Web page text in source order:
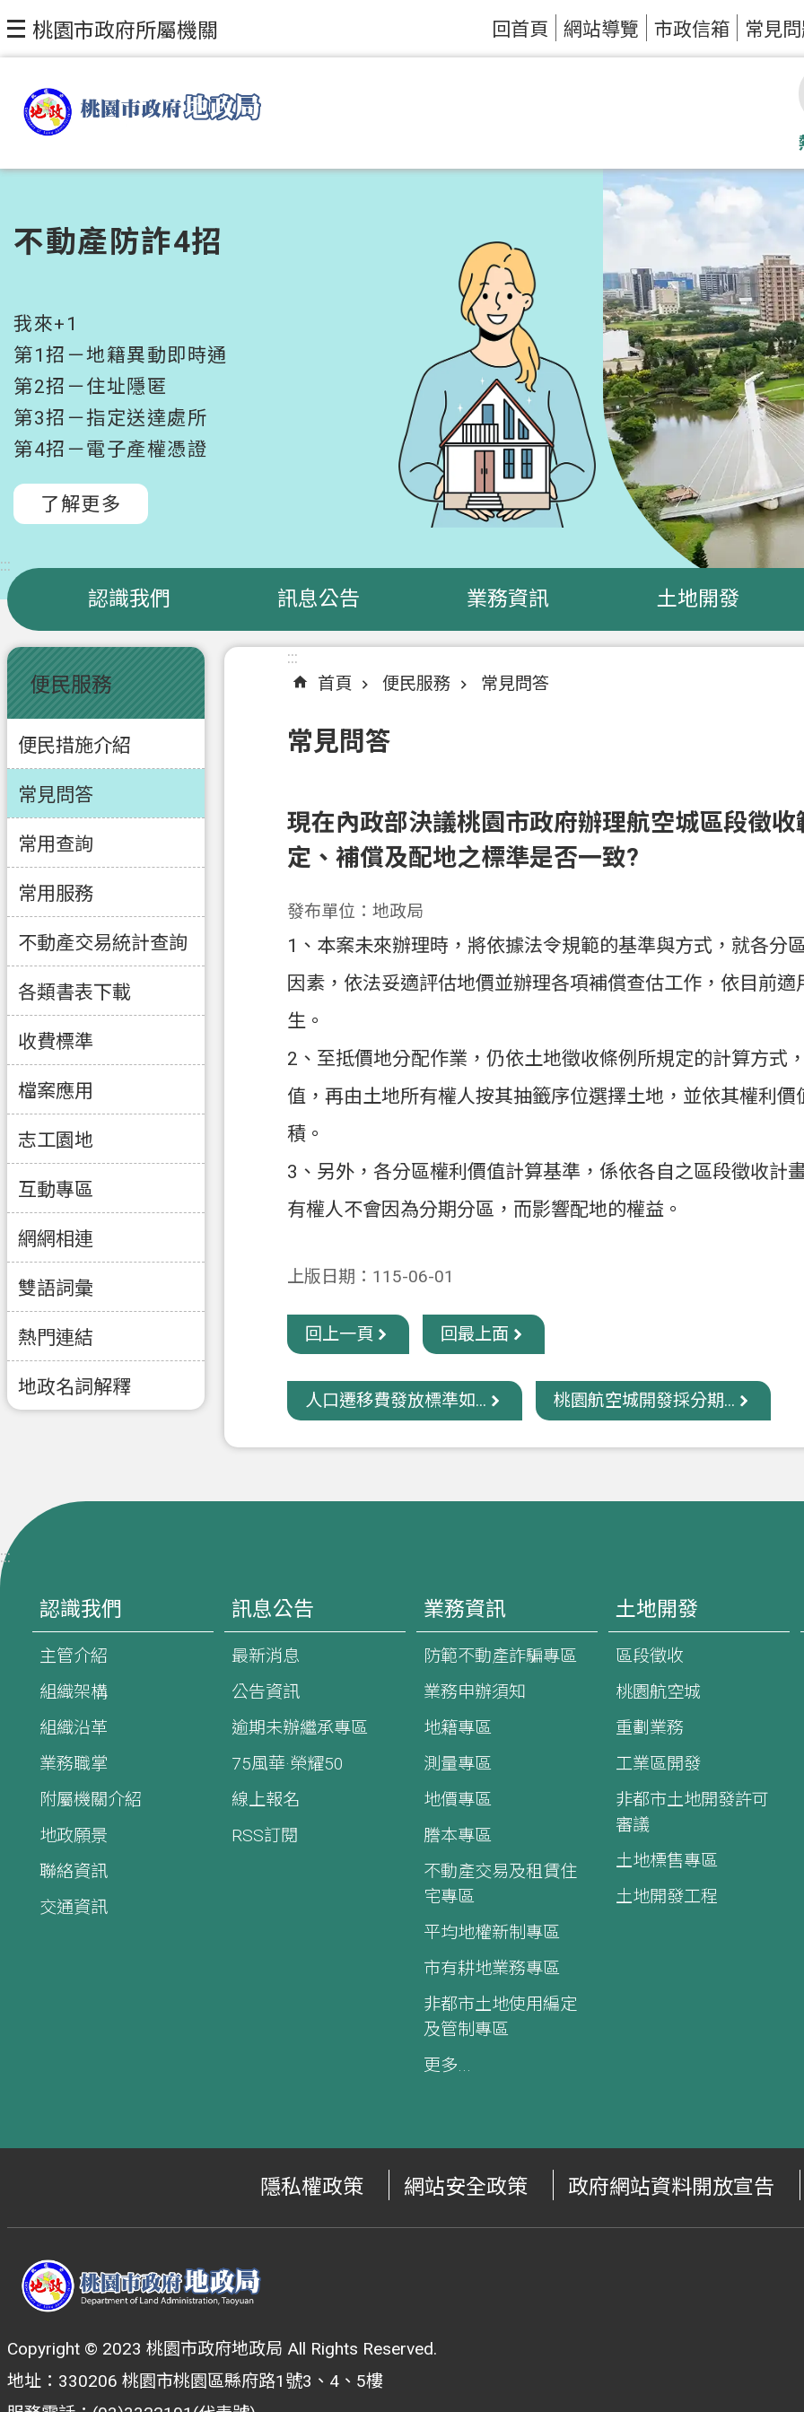
跳到主要內容區塊
桃園市政府所屬機關 回首頁 網站導覽 市政信箱 常見
不動產防詐4招
我來+1
第1招－地籍異動即時通
第2招－住址隱匿
第3招－指定送達處所
第4招－電子產權憑證
了解更多
:::
認識我們 訊息公告 業務資訊 土地開發
:::
便民服務
便民措施介紹
常見問答
常用查詢
常用服務
不動產交易統計查詢
各類書表下載
收費標準
檔案應用
志工園地
互動專區
網網相連
雙語詞彙
熱門連結
地政名詞解釋
:::
首頁
便民服務 常見問答
常見問答
現在內政部決議桃園市政府辦理航空城區段徵
定、補償及配地之標準是否一致?
發布單位：地政局
1、本案未來辦理時，將依據法令規範的基準與方式，就各分
因素，依法妥適評估地價並辦理各項補償查估工作，依目前
生。
2、至抵價地分配作業，仍依土地徵收條例所規定的計算方式
值，再由土地所有權人按其抽籤序位選擇土地，並依其權利
積。
3、另外，各分區權利價值計算基準，係依各自之區段徵收計
有權人不會因為分期分區，而影響配地的權益。
上版日期：115-06-01
回上一頁 回最上面
人口遷移費發放標準如... 桃園航空城開發採分期...
:::
認識我們
主管介紹
組織架構
組織沿革
業務職掌
附屬機關介紹
地政願景
聯絡資訊
交通資訊
訊息公告
最新消息
公告資訊
逾期未辦繼承專區
75風華·榮耀50
線上報名
RSS訂閱
業務資訊
防範不動產詐騙專區
業務申辦須知
地籍專區
測量專區
地價專區
謄本專區
不動產交易及租賃住
宅專區
平均地權新制專區
市有耕地業務專區
非都市土地使用編定
及管制專區
更多...
土地開發
區段徵收
桃園航空城
重劃業務
工業區開發
非都市土地開發許可
審議
土地標售專區
土地開發工程
隱私權政策 網站安全政策 政府網站資料開放宣告
Copyright © 2023 桃園市政府地政局 All Rights Reserved.
地址：330206 桃園市桃園區縣府路1號3、4、5樓